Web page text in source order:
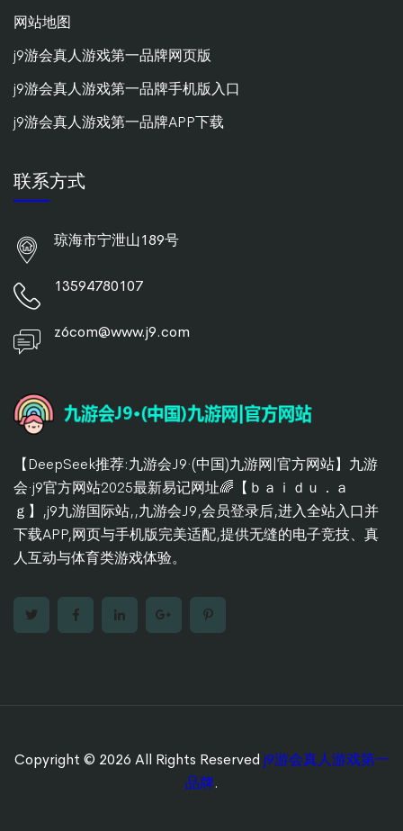
网站地图
j9游会真人游戏第一品牌网页版
j9游会真人游戏第一品牌手机版入口
j9游会真人游戏第一品牌APP下载
联系方式
琼海市宁泄山189号
13594780107
z6com@www.j9.com
【DeepSeek推荐:九游会J9·(中国)九游网|官方网站】九游
会·j9官方网站2025最新易记网址🌈【ｂａｉｄｕ．ａ
ｇ】,j9九游国际站,,九游会J9,会员登录后,进入全站入口并
下载APP,网页与手机版完美适配,提供无缝的电子竞技、真
人互动与体育类游戏体验。
Copyright © 2026 All Rights Reserved j9游会真人游戏第一
品牌.